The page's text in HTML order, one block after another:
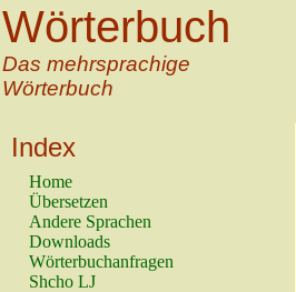
Wörterbuch
Das mehrsprachige
Wörterbuch
Index
Home
Übersetzen
Andere Sprachen
Downloads
Wörterbuchanfragen
Shcho LJ